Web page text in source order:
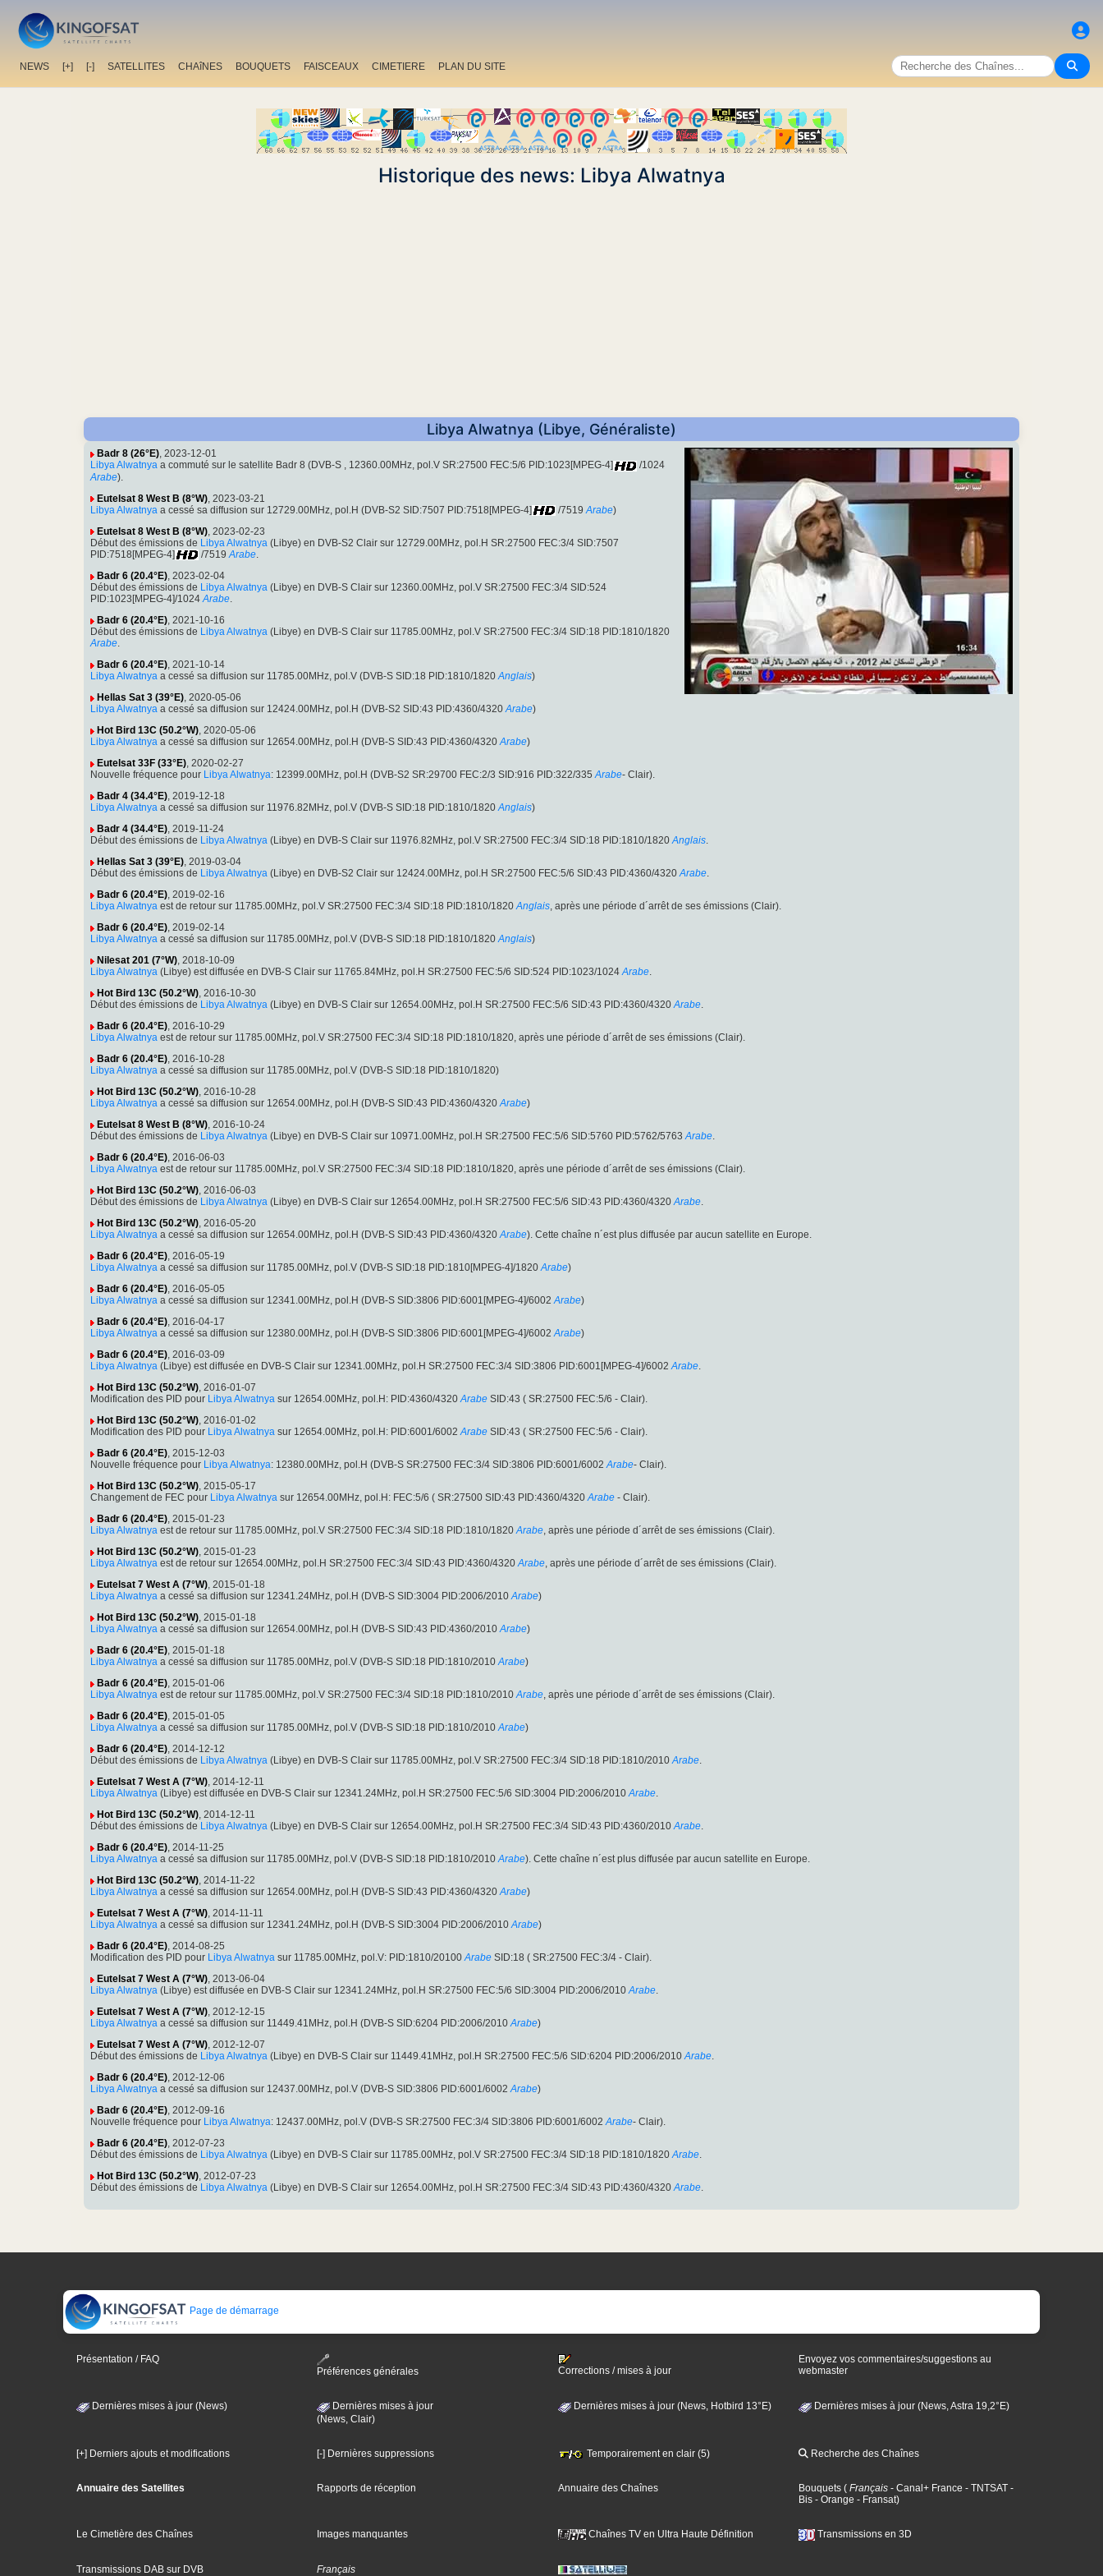
NEWS [+] [-] SATELLITES CHAîNES BOUQUETS FAISCEAUX CIMETIERE PLAN DU SITE
Historique des news: Libya Alwatnya
Libya Alwatnya (Libye, Généraliste)
Badr 8 (26°E), 2023-12-01
Libya Alwatnya a commuté sur le satellite Badr 8 (DVB-S , 12360.00MHz, pol.V SR:27500 FEC:5/6 PID:1023[MPEG-4]
/1024
Arabe).
Eutelsat 8 West B (8°W) , 2023-03-21
Libya Alwatnya a cessé sa diffusion sur 12729.00MHz, pol.H (DVB-S2 SID:7507 PID:7518[MPEG-4] /7519 Arabe)
Eutelsat 8 West B (8°W), 2023-02-23
Début des émissions de Libya Alwatnya (Libye) en DVB-S2 Clair sur 12729.00MHz, pol.H SR:27500 FEC:3/4 SID:7507
PID:7518[MPEG-4]
/7519 Arabe.
Badr 6 (20.4°E), 2023-02-04
Début des émissions de Libya Alwatnya (Libye) en DVB-S Clair sur 12360.00MHz, pol.V SR:27500 FEC:3/4 SID:524
PID:1023[MPEG-4]/1024 Arabe.
Badr 6 (20.4°E), 2021-10-16
Début des émissions de Libya Alwatnya (Libye) en DVB-S Clair sur 11785.00MHz, pol.V SR:27500 FEC:3/4 SID:18 PID:1810/1820
Arabe.
Badr 6 (20.4°E), 2021-10-14
Libya Alwatnya a cessé sa diffusion sur 11785.00MHz, pol.V (DVB-S SID:18 PID:1810/1820 Anglais)
Hellas Sat 3 (39°E), 2020-05-06
Libya Alwatnya a cessé sa diffusion sur 12424.00MHz, pol.H (DVB-S2 SID:43 PID:4360/4320 Arabe)
Hot Bird 13C (50.2°W), 2020-05-06
Libya Alwatnya a cessé sa diffusion sur 12654.00MHz, pol.H (DVB-S SID:43 PID:4360/4320 Arabe)
Eutelsat 33F (33°E), 2020-02-27
Nouvelle fréquence pour Libya Alwatnya: 12399.00MHz, pol.H (DVB-S2 SR:29700 FEC:2/3 SID:916 PID:322/335 Arabe- Clair).
Badr 4 (34.4°E), 2019-12-18
Libya Alwatnya a cessé sa diffusion sur 11976.82MHz, pol.V (DVB-S SID:18 PID:1810/1820 Anglais)
Badr 4 (34.4°E), 2019-11-24
Début des émissions de Libya Alwatnya (Libye) en DVB-S Clair sur 11976.82MHz, pol.V SR:27500 FEC:3/4 SID:18 PID:1810/1820 Anglais.
Hellas Sat 3 (39°E), 2019-03-04
Début des émissions de Libya Alwatnya (Libye) en DVB-S2 Clair sur 12424.00MHz, pol.H SR:27500 FEC:5/6 SID:43 PID:4360/4320 Arabe.
Badr 6 (20.4°E), 2019-02-16
Libya Alwatnya est de retour sur 11785.00MHz, pol.V SR:27500 FEC:3/4 SID:18 PID:1810/1820 Anglais, après une période d´arrêt de ses émissions (Clair).
Badr 6 (20.4°E), 2019-02-14
Libya Alwatnya a cessé sa diffusion sur 11785.00MHz, pol.V (DVB-S SID:18 PID:1810/1820 Anglais)
Nilesat 201 (7°W), 2018-10-09
Libya Alwatnya (Libye) est diffusée en DVB-S Clair sur 11765.84MHz, pol.H SR:27500 FEC:5/6 SID:524 PID:1023/1024 Arabe.
Hot Bird 13C (50.2°W), 2016-10-30
Début des émissions de Libya Alwatnya (Libye) en DVB-S Clair sur 12654.00MHz, pol.H SR:27500 FEC:5/6 SID:43 PID:4360/4320 Arabe.
Badr 6 (20.4°E), 2016-10-29
Libya Alwatnya est de retour sur 11785.00MHz, pol.V SR:27500 FEC:3/4 SID:18 PID:1810/1820, après une période d´arrêt de ses émissions (Clair).
Badr 6 (20.4°E), 2016-10-28
Libya Alwatnya a cessé sa diffusion sur 11785.00MHz, pol.V (DVB-S SID:18 PID:1810/1820)
Hot Bird 13C (50.2°W), 2016-10-28
Libya Alwatnya a cessé sa diffusion sur 12654.00MHz, pol.H (DVB-S SID:43 PID:4360/4320 Arabe)
Eutelsat 8 West B (8°W), 2016-10-24
Début des émissions de Libya Alwatnya (Libye) en DVB-S Clair sur 10971.00MHz, pol.H SR:27500 FEC:5/6 SID:5760 PID:5762/5763 Arabe.
Badr 6 (20.4°E), 2016-06-03
Libya Alwatnya est de retour sur 11785.00MHz, pol.V SR:27500 FEC:3/4 SID:18 PID:1810/1820, après une période d´arrêt de ses émissions (Clair).
Hot Bird 13C (50.2°W), 2016-06-03
Début des émissions de Libya Alwatnya (Libye) en DVB-S Clair sur 12654.00MHz, pol.H SR:27500 FEC:5/6 SID:43 PID:4360/4320 Arabe.
Hot Bird 13C (50.2°W), 2016-05-20
Libya Alwatnya a cessé sa diffusion sur 12654.00MHz, pol.H (DVB-S SID:43 PID:4360/4320 Arabe). Cette chaîne n´est plus diffusée par aucun satellite en Europe.
Badr 6 (20.4°E), 2016-05-19
Libya Alwatnya a cessé sa diffusion sur 11785.00MHz, pol.V (DVB-S SID:18 PID:1810[MPEG-4]/1820 Arabe)
Badr 6 (20.4°E), 2016-05-05
Libya Alwatnya a cessé sa diffusion sur 12341.00MHz, pol.H (DVB-S SID:3806 PID:6001[MPEG-4]/6002 Arabe)
Badr 6 (20.4°E), 2016-04-17
Libya Alwatnya a cessé sa diffusion sur 12380.00MHz, pol.H (DVB-S SID:3806 PID:6001[MPEG-4]/6002 Arabe)
Badr 6 (20.4°E), 2016-03-09
Libya Alwatnya (Libye) est diffusée en DVB-S Clair sur 12341.00MHz, pol.H SR:27500 FEC:3/4 SID:3806 PID:6001[MPEG-4]/6002 Arabe.
Hot Bird 13C (50.2°W), 2016-01-07
Modification des PID pour Libya Alwatnya sur 12654.00MHz, pol.H: PID:4360/4320 Arabe SID:43 ( SR:27500 FEC:5/6 - Clair).
Hot Bird 13C (50.2°W), 2016-01-02
Modification des PID pour Libya Alwatnya sur 12654.00MHz, pol.H: PID:6001/6002 Arabe SID:43 ( SR:27500 FEC:5/6 - Clair).
Badr 6 (20.4°E), 2015-12-03
Nouvelle fréquence pour Libya Alwatnya: 12380.00MHz, pol.H (DVB-S SR:27500 FEC:3/4 SID:3806 PID:6001/6002 Arabe- Clair).
Hot Bird 13C (50.2°W), 2015-05-17
Changement de FEC pour Libya Alwatnya sur 12654.00MHz, pol.H: FEC:5/6 ( SR:27500 SID:43 PID:4360/4320 Arabe - Clair).
Badr 6 (20.4°E), 2015-01-23
Libya Alwatnya est de retour sur 11785.00MHz, pol.V SR:27500 FEC:3/4 SID:18 PID:1810/1820 Arabe, après une période d´arrêt de ses émissions (Clair).
Hot Bird 13C (50.2°W), 2015-01-23
Libya Alwatnya est de retour sur 12654.00MHz, pol.H SR:27500 FEC:3/4 SID:43 PID:4360/4320 Arabe, après une période d´arrêt de ses émissions (Clair).
Eutelsat 7 West A (7°W), 2015-01-18
Libya Alwatnya a cessé sa diffusion sur 12341.24MHz, pol.H (DVB-S SID:3004 PID:2006/2010 Arabe)
Hot Bird 13C (50.2°W), 2015-01-18
Libya Alwatnya a cessé sa diffusion sur 12654.00MHz, pol.H (DVB-S SID:43 PID:4360/2010 Arabe)
Badr 6 (20.4°E), 2015-01-18
Libya Alwatnya a cessé sa diffusion sur 11785.00MHz, pol.V (DVB-S SID:18 PID:1810/2010 Arabe)
Badr 6 (20.4°E), 2015-01-06
Libya Alwatnya est de retour sur 11785.00MHz, pol.V SR:27500 FEC:3/4 SID:18 PID:1810/2010 Arabe, après une période d´arrêt de ses émissions (Clair).
Badr 6 (20.4°E), 2015-01-05
Libya Alwatnya a cessé sa diffusion sur 11785.00MHz, pol.V (DVB-S SID:18 PID:1810/2010 Arabe)
Badr 6 (20.4°E), 2014-12-12
Début des émissions de Libya Alwatnya (Libye) en DVB-S Clair sur 11785.00MHz, pol.V SR:27500 FEC:3/4 SID:18 PID:1810/2010 Arabe.
Eutelsat 7 West A (7°W), 2014-12-11
Libya Alwatnya (Libye) est diffusée en DVB-S Clair sur 12341.24MHz, pol.H SR:27500 FEC:5/6 SID:3004 PID:2006/2010 Arabe.
Hot Bird 13C (50.2°W), 2014-12-11
Début des émissions de Libya Alwatnya (Libye) en DVB-S Clair sur 12654.00MHz, pol.H SR:27500 FEC:3/4 SID:43 PID:4360/2010 Arabe.
Badr 6 (20.4°E), 2014-11-25
Libya Alwatnya a cessé sa diffusion sur 11785.00MHz, pol.V (DVB-S SID:18 PID:1810/2010 Arabe). Cette chaîne n´est plus diffusée par aucun satellite en Europe.
Hot Bird 13C (50.2°W), 2014-11-22
Libya Alwatnya a cessé sa diffusion sur 12654.00MHz, pol.H (DVB-S SID:43 PID:4360/4320 Arabe)
Eutelsat 7 West A (7°W), 2014-11-11
Libya Alwatnya a cessé sa diffusion sur 12341.24MHz, pol.H (DVB-S SID:3004 PID:2006/2010 Arabe)
Badr 6 (20.4°E), 2014-08-25
Modification des PID pour Libya Alwatnya sur 11785.00MHz, pol.V: PID:1810/20100 Arabe SID:18 ( SR:27500 FEC:3/4 - Clair).
Eutelsat 7 West A (7°W), 2013-06-04
Libya Alwatnya (Libye) est diffusée en DVB-S Clair sur 12341.24MHz, pol.H SR:27500 FEC:5/6 SID:3004 PID:2006/2010 Arabe.
Eutelsat 7 West A (7°W), 2012-12-15
Libya Alwatnya a cessé sa diffusion sur 11449.41MHz, pol.H (DVB-S SID:6204 PID:2006/2010 Arabe)
Eutelsat 7 West A (7°W), 2012-12-07
Début des émissions de Libya Alwatnya (Libye) en DVB-S Clair sur 11449.41MHz, pol.H SR:27500 FEC:5/6 SID:6204 PID:2006/2010 Arabe.
Badr 6 (20.4°E), 2012-12-06
Libya Alwatnya a cessé sa diffusion sur 12437.00MHz, pol.V (DVB-S SID:3806 PID:6001/6002 Arabe)
Badr 6 (20.4°E), 2012-09-16
Nouvelle fréquence pour Libya Alwatnya: 12437.00MHz, pol.V (DVB-S SR:27500 FEC:3/4 SID:3806 PID:6001/6002 Arabe- Clair).
Badr 6 (20.4°E), 2012-07-23
Début des émissions de Libya Alwatnya (Libye) en DVB-S Clair sur 11785.00MHz, pol.V SR:27500 FEC:3/4 SID:18 PID:1810/1820 Arabe.
Hot Bird 13C (50.2°W), 2012-07-23
Début des émissions de Libya Alwatnya (Libye) en DVB-S Clair sur 12654.00MHz, pol.H SR:27500 FEC:3/4 SID:43 PID:4360/4320 Arabe.
Page de démarrage
Présentation / FAQ
Préférences générales
Corrections / mises à jour
Envoyez vos commentaires/suggestions au
webmaster
Dernières mises à jour (News)
Dernières mises à jour
(News, Clair)
Dernières mises à jour (News, Hotbird 13°E) Dernières mises à jour (News, Astra 19,2°E)
[+] Derniers ajouts et modifications [-] Dernières suppressions Temporairement en clair (5) Recherche des Chaînes
Annuaire des Satellites Rapports de réception Annuaire des Chaînes Bouquets ( Français - Canal+ France - TNTSAT -
Bis - Orange - Fransat)
Le Cimetière des Chaînes Images manquantes Chaînes TV en Ultra Haute Définition Transmissions en 3D
Transmissions DAB sur DVB Français